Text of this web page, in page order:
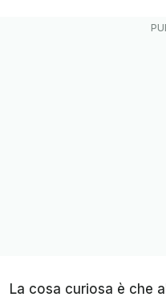
La cosa curiosa è che